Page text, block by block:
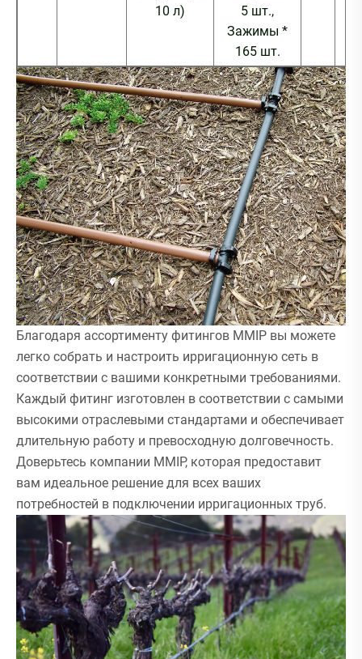
10 л)
5 шт.,
Зажимы *
165 шт.
Благодаря ассортименту фитингов MMIP вы можете
легко собрать и настроить ирригационную сеть в
соответствии с вашими конкретными требованиями.
Каждый фитинг изготовлен в соответствии с самыми
высокими отраслевыми стандартами и обеспечивает
длительную работу и превосходную долговечность.
Доверьтесь компании MMIP, которая предоставит
вам идеальное решение для всех ваших
потребностей в подключении ирригационных труб.